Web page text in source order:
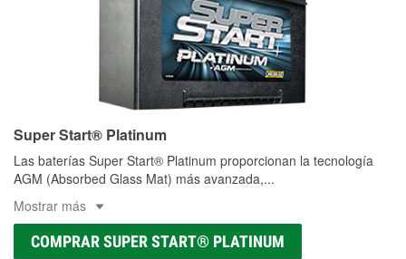
Super Start® Platinum
Las baterías Super Start® Platinum proporcionan la tecnología
AGM (Absorbed Glass Mat) más avanzada,...
Mostrar más
COMPRAR SUPER START® PLATINUM